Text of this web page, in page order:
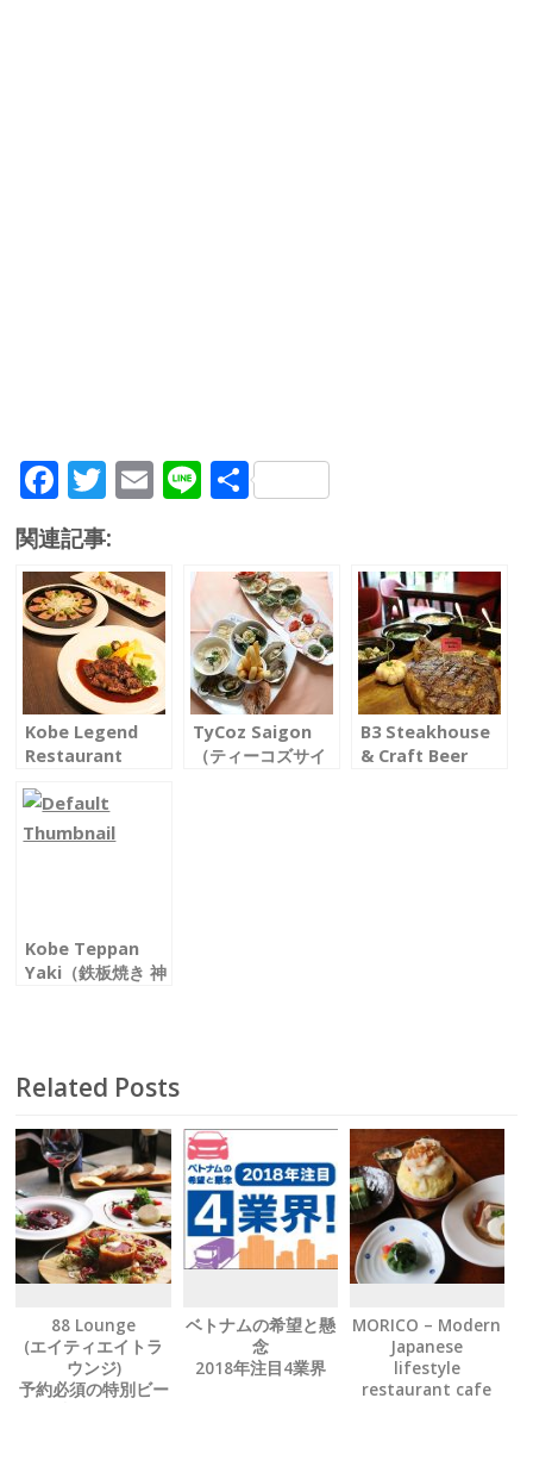
F
ac
e
b
o
o
k
T
itt
er
E
l
Li 共
関連記事:
Kobe Legend
Restaurant
レストラン）
神戸肉の正規取扱
TyCoz Saigon
（ティーコズサイ
B3 Steakhouse
& Craft Beer
Kobe Teppan
Yaki（鉄板焼き 神
鉄板焼
Related Posts
88 Lounge
(エイティエイトラ
ウンジ)
予約必須の特別ビー
ベトナムの希望と懸
念
2018年注目4業界
MORICO – Modern
Japanese
lifestyle
restaurant cafe